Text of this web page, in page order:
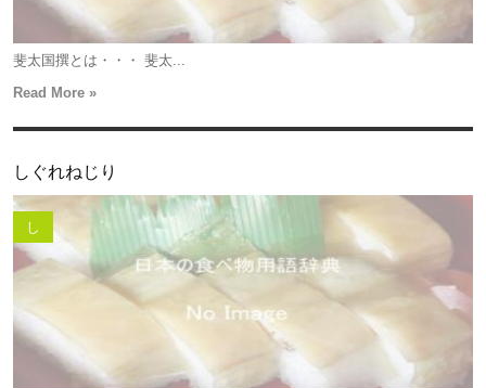
斐太国撰とは・・・ 斐太...
Read More »
しぐれねじり
し